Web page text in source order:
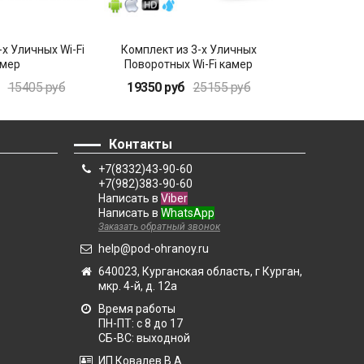
Уличных Wi-Fi
15405 руб
Комплект из 3-х Уличных
Поворотных Wi-Fi камер
19350 руб 25155 руб
Контакты
+7(8332)43-90-60
+7(982)383-90-60
Написать в Viber
Написать в WhatsApp
Заказать обратный звонок
help@pod-ohranoy.ru
640023, Курганская область, г Курган,
мкр. 4-й, д. 12а
Время работы
ПН-ПТ: с 8 до 17
СБ-ВС: выходной
ИП Ковалев В.А.